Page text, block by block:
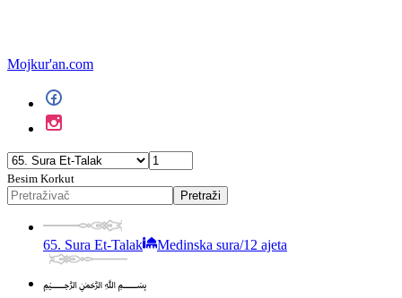
Mojkur'an.com
Besim Korkut
Pretraži
65. Sura Et-Talak Medinska sura/12 ajeta
﷽